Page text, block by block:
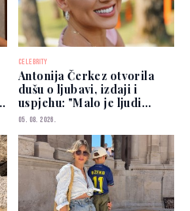
CELEBRITY
Antonija Čerkez otvorila
dušu o ljubavi, izdaji i
uspjehu: "Malo je ljudi
kojima možete vjerovati"
05. 08. 2026.